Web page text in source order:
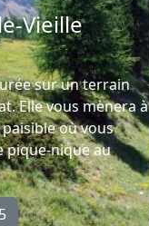
Vieille
sur un terrain
Elle vous mènera à
où vous
pique-nique au